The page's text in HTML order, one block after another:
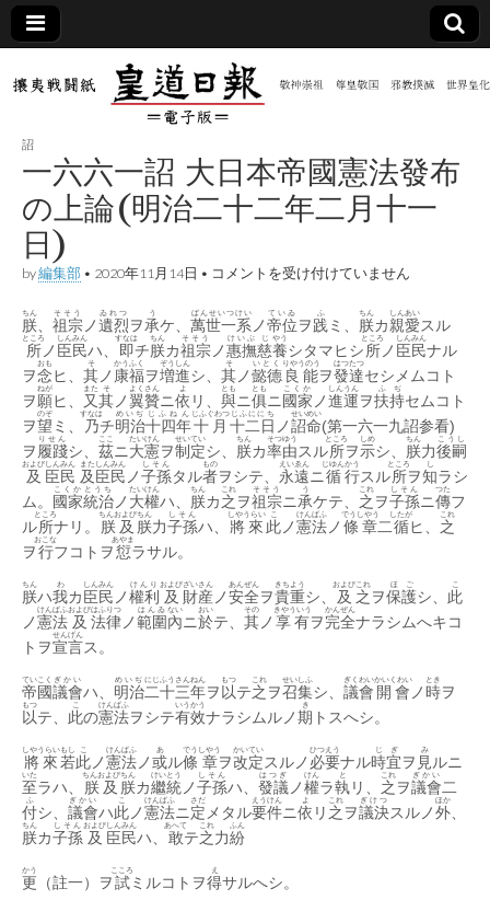
皇道
日報
（防
共新
聞）
電子
版
敬神
尊皇
和八
年創
刊
皇道
実
践
攘夷
紙
詔
一六六一詔 大日本帝國憲法發布
の上論(明治二十二年二月十一
日)
by編集部 • 2020年11月14日 • 一
六
一
詔
大
日
本
帝
國
憲
法
發
布
上
治
二
十
二
月
十
一
日)
は
コメントを受け付けていません
朕
ちん
祖宗
そそう
ノ遺烈
ゐれつ
ヲ承
う
ケ、 萬世一系
ばんせいつけい
ノ帝位
ていゐ
ヲ践
ふ
ミ、 朕
ちん
カ親愛
しんあい
スル
所
ところ
ノ 臣民
しんみん
ハ、 即
すなは
チ朕
ちん
カ祖宗
そそう
ノ惠撫
けいぶ
慈
じ
養
やう
シタマヒシ所
ところ
ノ 臣民
しんみん
ナル
ヲ念
おも
ヒ、 其
そ
ノ 康
かう
福
ふく
ヲ増進
ぞうしん
シ、 其
そ
ノ懿德
いとく
良能
りやうのう
ヲ發
はつ
達
たつ
セシメムコト
ヲ願
ねが
ヒ、 又
また
其
そ
ノ 翼贊
よくさん
ニ依
よ
リ、 與
とも
ニ俱
とも
ニ國家
こくか
ノ進運
しんうん
ヲ扶持
ふぢ
セムコト
ヲ望
のぞ
ミ、 乃
すなは
チ明治
めいぢ
十四年
じふねん
十月
じふぐわつ
十二日
じふににち
ノ詔
せい
命
めい
(第一六一九詔参看)
ヲ 履踐
りせん
シ、 茲
ここ
ニ大憲
たいけん
ヲ制定
せいてい
シ、 朕
ちん
カ率
そつ
由
ゆう
スル所
ところ
ヲ示
しめ
シ、 朕
ちん
力後嗣
こうし
及
および
臣民
しんみん
及
また
臣民
しんみん
ノ子孫
しそん
タル者
もの
ヲシテ、 永遠
えいゑん
ニ循
じゆん
行
かう
スル所
ところ
ヲ知
し
ラシ
ム。 國家
こくか
統治
とうち
ノ 大權
たいけん
ハ、 朕
ちん
カ之
これ
ヲ祖宗
そそう
ニ承
う
ケテ、 之
これ
ヲ子孫
しそん
ニ傳
つた
フ
ル所
ところ
ナリ。 朕及
ちんおよび
朕
ちん
力子孫
しそん
ハ、 將來
しやうらい
此
こ
ノ憲法
けんぱふ
ノ 條章
でうしやう
二循
したが
ヒ、 之
これ
ヲ行
おこな
フコトヲ愆
あやま
ラサル。
朕
ちん
ハ我
わ
カ臣民
しんみん
ノ權利
けんり
及
および
財産
ざいさん
ノ安全
あんぜん
ヲ貴重
きちよう
シ、 及
および
之
これ
ヲ保護
ほご
シ、 此
こ
ノ憲法
けんぱふ
及
および
法律
はふりつ
ノ範圍
はんゐ
內
ない
ニ於
おい
テ、 其
その
ノ 享有
きやういう
ヲ完全
かんぜん
ナラシムへキコ
トヲ宣言
せんげん
ス。
帝國
ていこく
議會
ぎかい
ハ、 明治
めいぢ
二十三
にじふうさん
年
ねん
ヲ以
もつ
テ之
これ
ヲ召集
せいしふ
シ、 議會
ぎくわい
開會
かいくわい
ノ時
とき
ヲ
以
もつ
テ、 此
こ
の憲法
けんぱふ
ヲシテ有效
いうかう
ナラシムルノ期
き
トスへシ。
將來
しやうらい
若
もし
此
こ
ノ憲法
けんぱふ
ノ或
あ
ル條
でう
章
しやう
ヲ改定
かいてい
スルノ 必要
ひつえう
ナル時
じ
宜
ぎ
ヲ 見
み
ルニ
至
いた
ラハ、 朕及
ちんおよび
朕
ちん
カ繼
けい
統
とう
ノ子孫
しそん
ハ、 發議
はつぎ
ノ權
けん
ラ執
と
リ、 之
これ
ヲ議會
ぎかい
二
付
ふ
シ、 議會
ぎかい
ハ此
こ
ノ憲法
けんぱふ
ニ定
さだ
メタル要件
えうけん
ニ依
よ
リ 之
これ
ヲ議決
ぎけつ
スルノ外
ほか
朕
ちん
カ子孫
しそん
及
および
臣民
しんみん
ハ、 敢
あへて
テ之
これ
力紛
ふん
更
かう
（註一）ヲ試
こころ
ミルコトヲ得
え
サルへシ。